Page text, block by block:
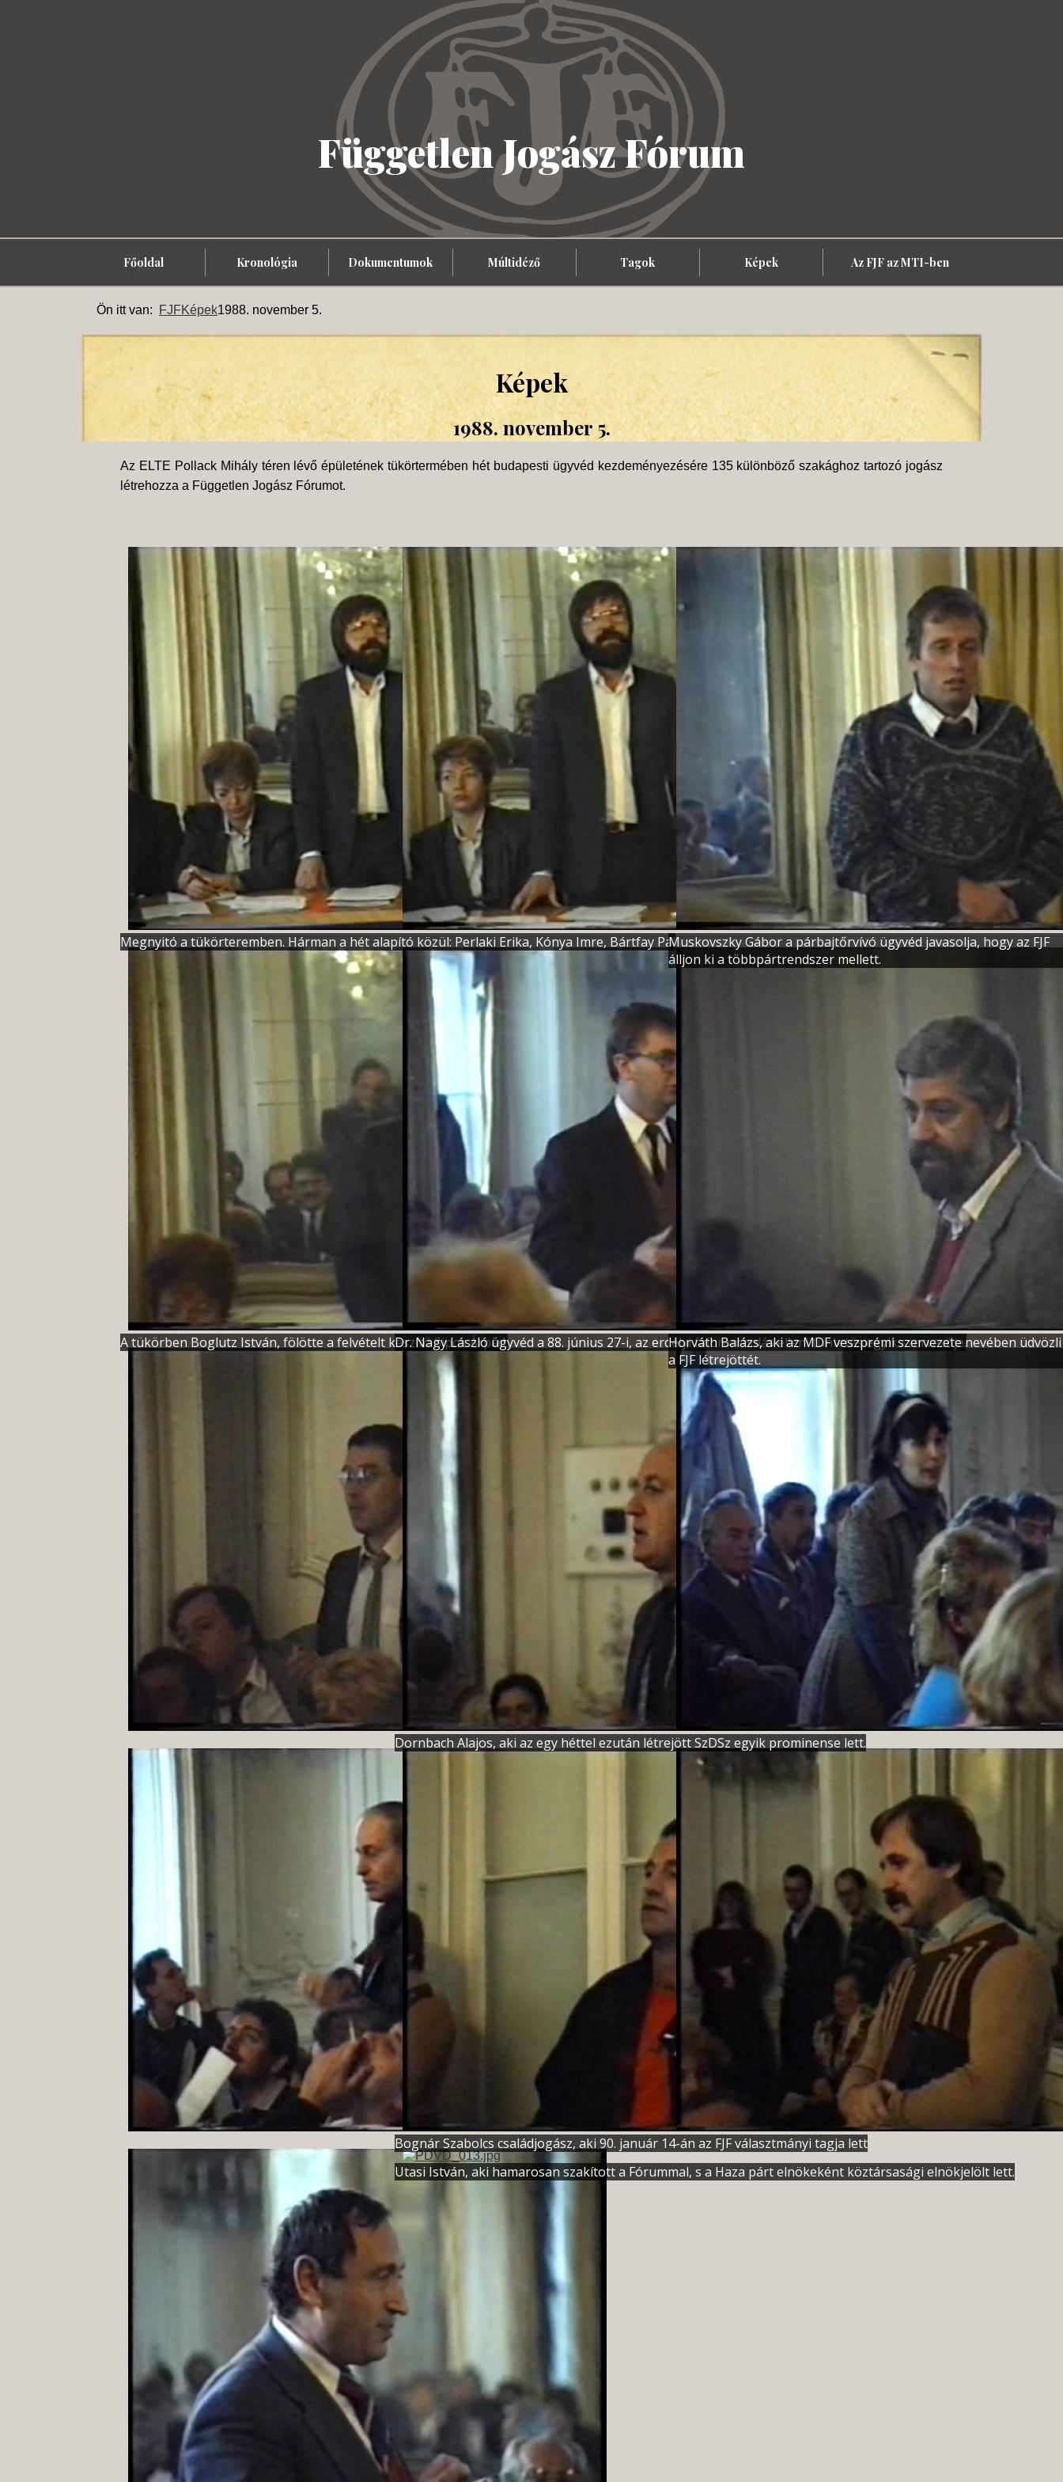
Független Jogász Fórum
Főoldal Kronológia Dokumentumok Múltidéző Tagok Képek Az FJF az MTI-ben
Ön itt van: FJFKépek1988. november 5.
Képek
1988. november 5.
Az ELTE Pollack Mihály téren lévő épületének tükörtermében hét budapesti ügyvéd kezdeményezésére 135 különböző szakághoz tartozó jogász
létrehozza a Független Jogász Fórumot.
Megnyitó a tükörteremben. Hárman a hét alapító közül: Perlaki Erika, Kónya Imre, Bártfay PálMuskovszky Gábor a párbajtőrvívó ügyvéd javasolja, hogy az FJF
álljon ki a többpártrendszer mellett.
A tükörben Boglutz István, fölötte a felvételt készítő Sipos Árpád.Dr. Nagy László ügyvéd a 88. június 27-i, az erdélyi falurombolás elleni tüntetés egyik szervezője.
Horváth Balázs, aki az MDF veszprémi szervezete nevében üdvözli
a FJF létrejöttét.
Dornbach Alajos, aki az egy héttel ezután létrejött SzDSz egyik prominense lett.
Bognár Szabolcs családjogász, aki 90. január 14-án az FJF választmányi tagja lett
Utasi István, aki hamarosan szakított a Fórummal, s a Haza párt elnökeként köztársasági elnökjelölt lett.